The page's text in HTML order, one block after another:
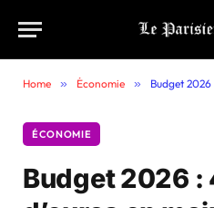
Home » Économie » Budget 2026 : 40
ÉCONOMIE
Budget 2026 :